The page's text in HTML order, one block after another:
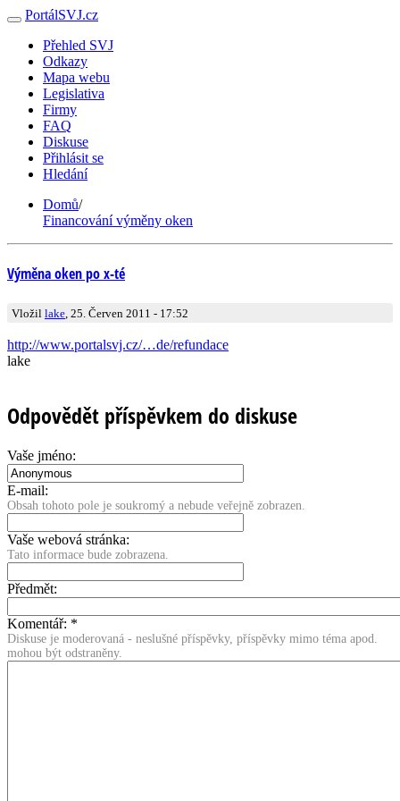
PortálSVJ.cz
Přehled SVJ
Odkazy
Mapa webu
Legislativa
Firmy
FAQ
Diskuse
Přihlásit se
Hledání
Domů/
Financování výměny oken
Výměna oken po x-té
Vložil lake , 25. Červen 2011 - 17:52
http://www.portalsvj.cz/…de/refundace
lake
Odpovědět příspěvkem do diskuse
Vaše jméno:
E-mail:
Obsah tohoto pole je soukromý a nebude veřejně zobrazen.
Vaše webová stránka:
Tato informace bude zobrazena.
Předmět:
Komentář: *
Diskuse je moderovaná - neslušné příspěvky, příspěvky mimo téma apod.
mohou být odstraněny.